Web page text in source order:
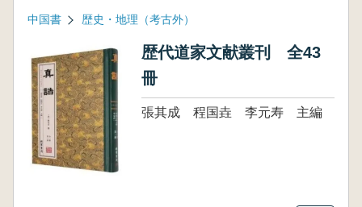
中国書 歴史・地理（考古外）
歴代道家文献叢刊 全43
冊
張其成 程国垚 李元寿 主編